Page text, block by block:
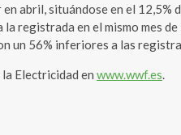
abril, situándose en el
registrada en el mismo mes de
un 56% inferiores a las
Electricidad en www.wwf.es